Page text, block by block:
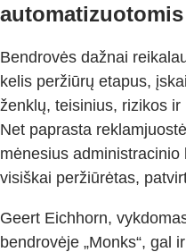
Bendrovės dažnai
kelis peržiūrų etapus,
ženklų, teisinius, rizikos
Net paprasta
mėnesius
visiškai peržiūrėtas,
Geert Eichhorn,
bendrovėje „Monks“, gal